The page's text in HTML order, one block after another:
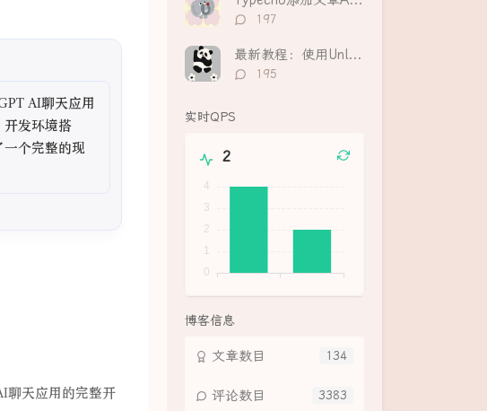
开发环境搭
个完整的现
聊天应用的完整开
评
数：
197
最新教程：使用UnlockMusic解锁主流音乐平台VIP歌曲的加密保护
评
195
实时QPS
2
博客信息
134
文章数目
3383
评论数目